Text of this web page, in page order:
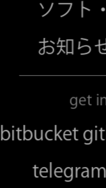
ソフト
お知ら
get
bitbucket
telegram